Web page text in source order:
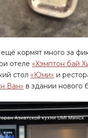
кормят много за
отеле «Хэмптон бай
стол «Юми» и
Ван» в здании нового